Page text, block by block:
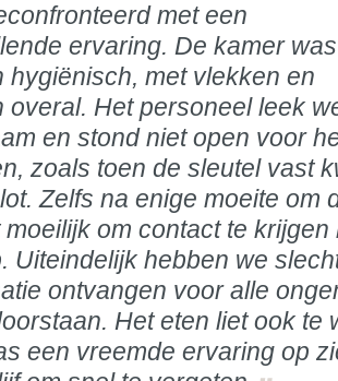
met een
ervaring. De kamer was
hygiënisch, met vlekken en
overal. Het personeel leek
en stond niet open voor
zoals toen de sleutel vast
Zelfs na enige moeite om
om contact te
Uiteindelijk hebben we
ontvangen voor alle
Het eten liet ook te
een vreemde ervaring op